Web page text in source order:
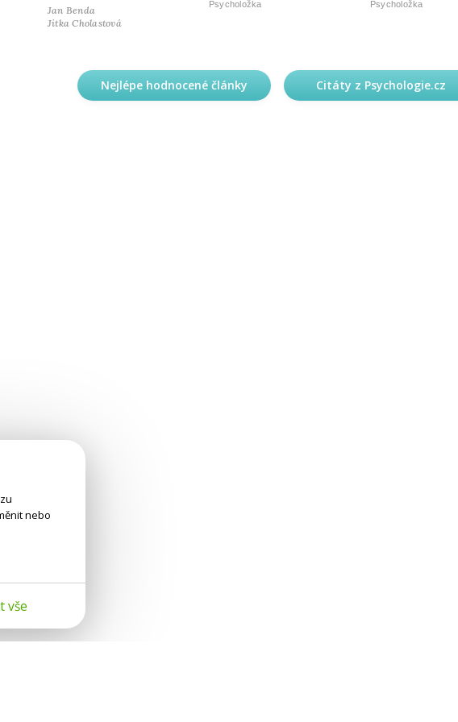
Jan Benda
Jitka Cholastová
Psycholožka Psycholožka
Nejlépe hodnocené články Citáty z Psychologie.cz
nebo
vše